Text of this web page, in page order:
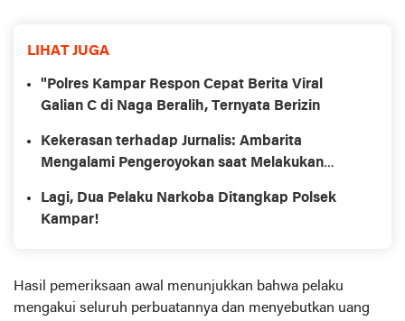
LIHAT JUGA
"Polres Kampar Respon Cepat Berita Viral
Galian C di Naga Beralih, Ternyata Berizin
Kekerasan terhadap Jurnalis: Ambarita
Mengalami Pengeroyokan saat Melakukan
Lagi, Dua Pelaku Narkoba Ditangkap Polsek
Kampar!
Hasil pemeriksaan awal menunjukkan bahwa pelaku
mengakui seluruh perbuatannya dan menyebutkan uang